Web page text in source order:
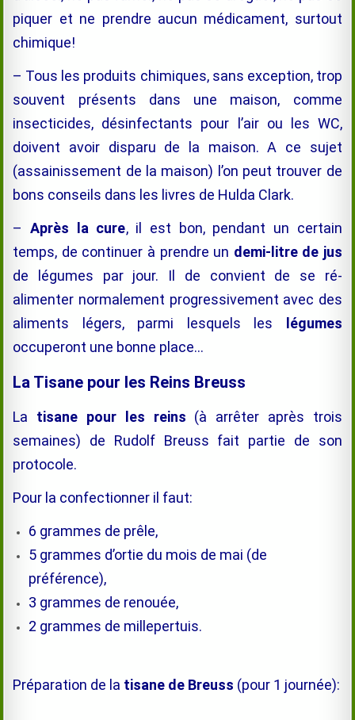
piquer et ne prendre aucun médicament, surtout
chimique!
– Tous les produits chimiques, sans exception, trop
souvent présents dans une maison, comme
insecticides, désinfectants pour l’air ou les WC,
doivent avoir disparu de la maison. A ce sujet
(assainissement de la maison) l’on peut trouver de
bons conseils dans les livres de Hulda Clark.
–Après la cure, il est bon, pendant un certain
temps, de continuer à prendre un demi-litre de jus
de légumes par jour. Il de convient de se ré-
alimenter normalement progressivement avec des
aliments légers, parmi lesquels les légumes
occuperont une bonne place…
La Tisane pour les Reins Breuss
La tisane pour les reins (à arrêter après trois
semaines) de Rudolf Breuss fait partie de son
protocole.
Pour la confectionner il faut:
6 grammes de prêle,
5 grammes d’ortie du mois de mai (de
préférence),
3 grammes de renouée,
2 grammes de millepertuis.
Préparation de la tisane de Breuss (pour 1 journée):